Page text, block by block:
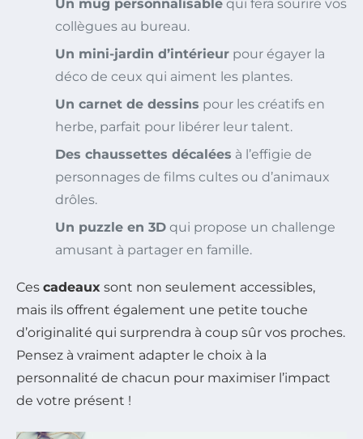
Un mug personnalisable qui fera sourire vos
collègues au bureau.
Un mini-jardin d’intérieur pour égayer la
déco de ceux qui aiment les plantes.
Un carnet de dessins pour les créatifs en
herbe, parfait pour libérer leur talent.
Des chaussettes décalées à l’effigie de
personnages de films cultes ou d’animaux
drôles.
Un puzzle en 3D qui propose un challenge
amusant à partager en famille.
Ces cadeaux sont non seulement accessibles,
mais ils offrent également une petite touche
d’originalité qui surprendra à coup sûr vos proches.
Pensez à vraiment adapter le choix à la
personnalité de chacun pour maximiser l’impact
de votre présent !